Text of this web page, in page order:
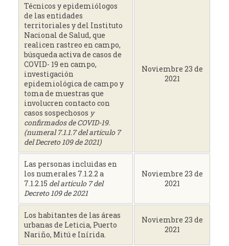
Técnicos y epidemiólogos
de las entidades
territoriales y del Instituto
Nacional de Salud, que
realicen rastreo en campo,
búsqueda activa de casos de
COVID- 19 en campo,
investigación
epidemiológica de campo y
toma de muestras que
involucren contacto con
casos sospechosos y
confirmados de COVID-19.
(numeral 7.1.1.7 del artículo 7
del Decreto 109 de 2021)
Noviembre 23 de
2021
Las personas incluidas en
los numerales 7.1.2.2 a
7.1.2.15 del artículo 7 del
Decreto 109 de 2021
Noviembre 23 de
2021
Los habitantes de las áreas
urbanas de Leticia, Puerto
Nariño, Mitú e Inírida.
Noviembre 23 de
2021